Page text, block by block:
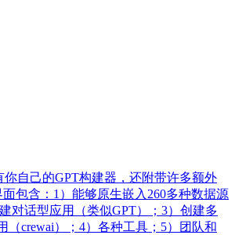
你自己的GPT构建器，还附带许多额外
包含：1）能够原生嵌入260多种数据源
对话型应用（类似GPT）；3）创建多
（crewai）；4）各种工具；5）团队和